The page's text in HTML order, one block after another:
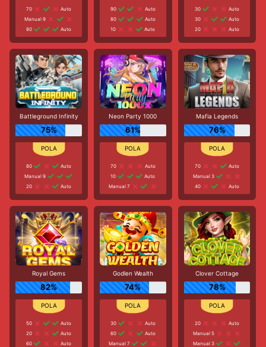
70
Auto
Manual 9
80
Auto
90
Auto
80
Auto
10
Auto
30
Auto
30
Auto
20
Auto
Battleground Infinity
75%
80
Auto
Manual 9
20
Auto
Neon Party 1000
61%
70
Auto
10
Auto
Manual 7
Mafia Legends
76%
70
Auto
Manual 3
40
Auto
Royal Gems
82%
50
Auto
20
Auto
60
Auto
Godlen Wealth
74%
30
Auto
60
Auto
Manual 7
Clover Cottage
78%
20
Auto
Manual 5
Manual 3